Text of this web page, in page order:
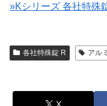
»Kシリーズ 各社特殊
各社特殊錠 R アル
X